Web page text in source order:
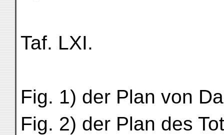
Taf. LXI.
Fig. 1) der Plan von
Fig. 2) der Plan des